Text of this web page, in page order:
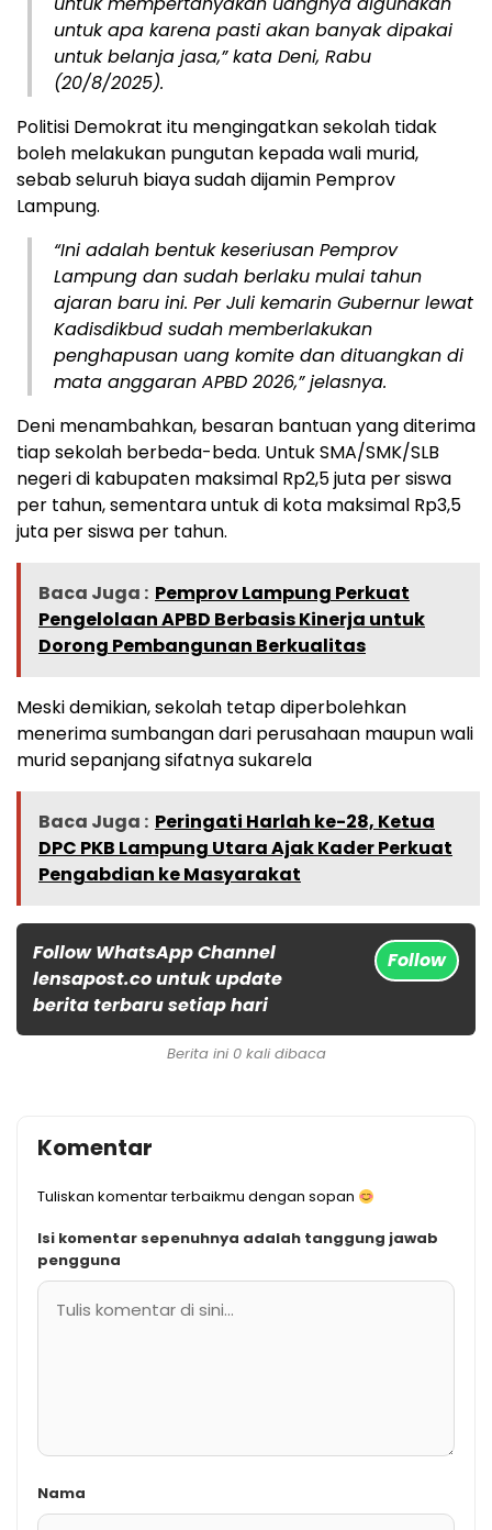
untuk apa karena pasti akan banyak dipakai
untuk belanja jasa,” kata Deni, Rabu
(20/8/2025).
Politisi Demokrat itu mengingatkan sekolah tidak
boleh melakukan pungutan kepada wali murid,
sebab seluruh biaya sudah dijamin Pemprov
Lampung.
“Ini adalah bentuk keseriusan Pemprov
Lampung dan sudah berlaku mulai tahun
ajaran baru ini. Per Juli kemarin Gubernur lewat
Kadisdikbud sudah memberlakukan
penghapusan uang komite dan dituangkan di
mata anggaran APBD 2026,” jelasnya.
Deni menambahkan, besaran bantuan yang diterima
tiap sekolah berbeda-beda. Untuk SMA/SMK/SLB
negeri di kabupaten maksimal Rp2,5 juta per siswa
per tahun, sementara untuk di kota maksimal Rp3,5
juta per siswa per tahun.
Baca Juga : Pemprov Lampung Perkuat
Pengelolaan APBD Berbasis Kinerja untuk
Dorong Pembangunan Berkualitas
Meski demikian, sekolah tetap diperbolehkan
menerima sumbangan dari perusahaan maupun wali
murid sepanjang sifatnya sukarela
Baca Juga : Peringati Harlah ke-28, Ketua
DPC PKB Lampung Utara Ajak Kader Perkuat
Pengabdian ke Masyarakat
Follow WhatsApp Channel
lensapost.co untuk update
berita terbaru setiap hari
Follow
Berita ini 0 kali dibaca
Komentar
Tuliskan komentar terbaikmu dengan sopan
Isi komentar sepenuhnya adalah tanggung jawab
pengguna
Nama